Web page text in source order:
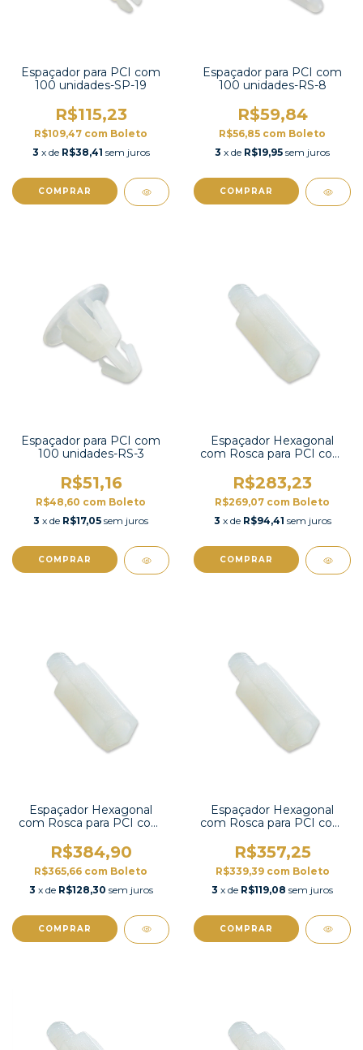
Espaçador para PCI com
100 unidades-SP-19
R$115,23
R$109,47 com Boleto
3 x de R$38,41 sem juros
COMPRAR
Espaçador para PCI com
100 unidades-RS-8
R$59,84
R$56,85 com Boleto
3 x de R$19,95 sem juros
COMPRAR
Espaçador para PCI com
100 unidades-RS-3
R$51,16
R$48,60 com Boleto
3 x de R$17,05 sem juros
COMPRAR
Espaçador Hexagonal
com Rosca para PCI com
R$283,23
R$269,07 com Boleto
3 x de R$94,41 sem juros
COMPRAR
Espaçador Hexagonal
com Rosca para PCI com
R$384,90
R$365,66 com Boleto
3 x de R$128,30 sem juros
COMPRAR
Espaçador Hexagonal
com Rosca para PCI com
R$357,25
R$339,39 com Boleto
3 x de R$119,08 sem juros
COMPRAR